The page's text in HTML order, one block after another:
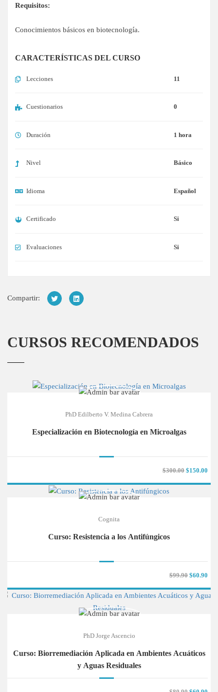
Requisitos:
Conocimientos básicos en biotecnología.
CARACTERÍSTICAS DEL CURSO
Lecciones 11
Cuestionarios 0
Duración 1 hora
Nivel Básico
Idioma Español
Certificado Si
Evaluaciones Si
Compartir:
CURSOS RECOMENDADOS
PhD Edilberto V. Medina Cabrera
Especialización en Biotecnología en Microalgas
$300.00 $150.00
Cognita
Curso: Resistencia a los Antifúngicos
$99.90 $60.90
PhD Jorge Ascencio
Curso: Biorremediación Aplicada en Ambientes Acuáticos
y Aguas Residuales